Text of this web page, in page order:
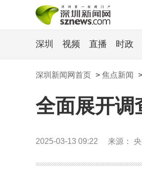
深圳 视频 直播 时政
深圳新闻网首页 > 焦点新闻 >
全面展开调
2025-03-13 09:22 来源：